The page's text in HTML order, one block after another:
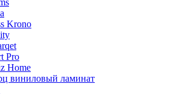
Krono
Pro
Home
виниловый ламинат